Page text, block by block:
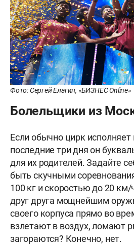
Фото: Сергей Елагин, «БИЗНЕС Online»
Болельщики из
Если обычно цирк
последние три дня он
для их родителей. Задайте
быть скучными
100 кг и скоростью до 20
друг друга мощнейшим
своего корпуса прямо во
взлетают в воздух, ломают
загораются? Конечно, нет.